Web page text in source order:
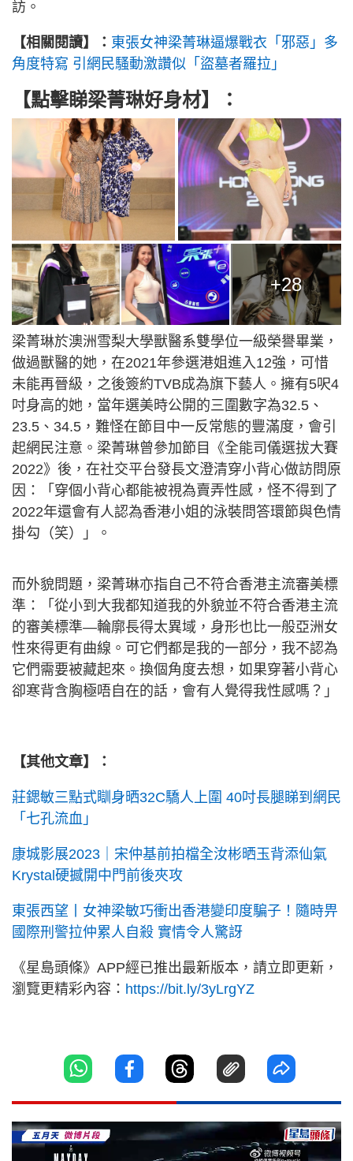
訪。
【相關閱讀】： 東張女神梁菁琳逼爆戰衣「邪惡」多
角度特寫 引網民騷動激讚似「盜墓者羅拉」
【點擊睇梁菁琳好身材】：
+28
梁菁琳於澳洲雪梨大學獸醫系雙學位一級榮譽畢業，
做過獸醫的她，在2021年參選港姐進入12強，可惜
未能再晉級，之後簽約TVB成為旗下藝人。擁有5呎4
吋身高的她，當年選美時公開的三圍數字為32.5、
23.5、34.5，難怪在節目中一反常態的豐滿度，會引
起網民注意。梁菁琳曾參加節目《全能司儀選拔大賽
2022》後，在社交平台發長文澄清穿小背心做訪問原
因：「穿個小背心都能被視為賣弄性感，怪不得到了
2022年還會有人認為香港小姐的泳裝問答環節與色情
掛勾（笑）」。
而外貌問題，梁菁琳亦指自己不符合香港主流審美標
準：「從小到大我都知道我的外貌並不符合香港主流
的審美標準—輪廓長得太異域，身形也比一般亞洲女
性來得更有曲線。可它們都是我的一部分，我不認為
它們需要被藏起來。換個角度去想，如果穿著小背心
卻寒背含胸極唔自在的話，會有人覺得我性感嗎？」
【其他文章】：
莊鍶敏三點式瞓身晒32C驕人上圍 40吋長腿睇到網民
「七孔流血」
康城影展2023｜宋仲基前拍檔全汝彬晒玉背添仙氣
Krystal硬撼開中門前後夾攻
東張西望丨女神梁敏巧衝出香港變印度騙子！隨時畀
國際刑警拉仲累人自殺 實情令人驚訝
《星島頭條》APP經已推出最新版本，請立即更新，
瀏覽更精彩內容： https://bit.ly/3yLrgYZ